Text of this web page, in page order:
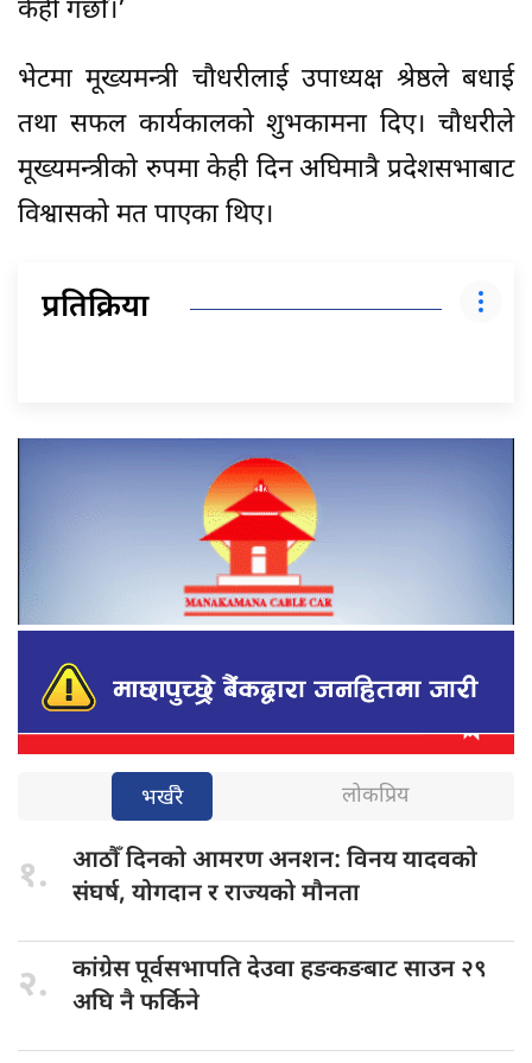
केही गर्छौँ।’
भेटमा मूख्यमन्त्री चौधरीलाई उपाध्यक्ष श्रेष्ठले बधाई
तथा सफल कार्यकालको शुभकामना दिए। चौधरीले
मूख्यमन्त्रीको रुपमा केही दिन अघिमात्रै प्रदेशसभाबाट
विश्वासको मत पाएका थिए।
प्रतिक्रिया
भर्खरै लोकप्रिय
१. आठौँ दिनकोआमरण अनशन: विनय यादवको
संघर्ष, योगदान र राज्यको मौनता
२. कांग्रेस पूर्वसभापतिदेउवा हङकङबाट साउन २९
अघि नै फर्किने